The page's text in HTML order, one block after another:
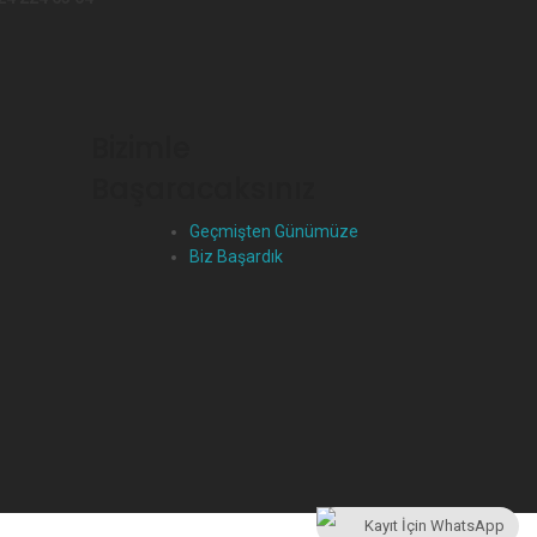
Geçmişten Günümüze
Biz Başardık
Kayıt İçin WhatsApp